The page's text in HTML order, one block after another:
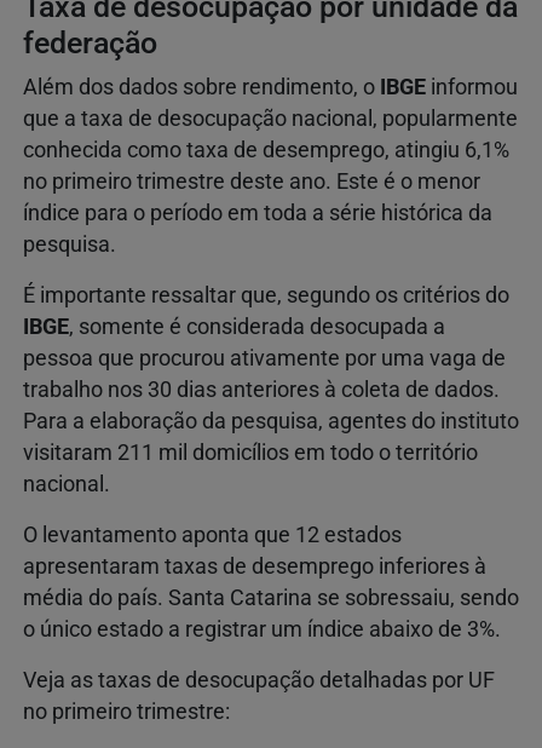
federação
Além dos dados sobre rendimento, o IBGE informou
que a taxa de desocupação nacional, popularmente
conhecida como taxa de desemprego, atingiu 6,1%
no primeiro trimestre deste ano. Este é o menor
índice para o período em toda a série histórica da
pesquisa.
É importante ressaltar que, segundo os critérios do
IBGE, somente é considerada desocupada a
pessoa que procurou ativamente por uma vaga de
trabalho nos 30 dias anteriores à coleta de dados.
Para a elaboração da pesquisa, agentes do instituto
visitaram 211 mil domicílios em todo o território
nacional.
O levantamento aponta que 12 estados
apresentaram taxas de desemprego inferiores à
média do país. Santa Catarina se sobressaiu, sendo
o único estado a registrar um índice abaixo de 3%.
Veja as taxas de desocupação detalhadas por UF
no primeiro trimestre: